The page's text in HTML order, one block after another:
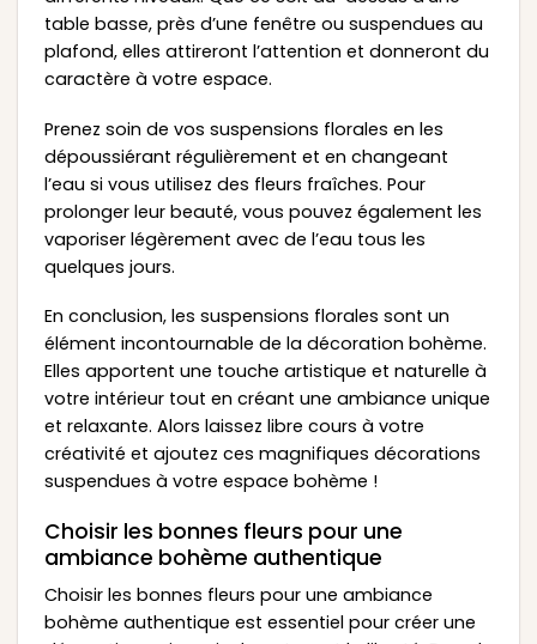
table basse, près d’une fenêtre ou suspendues au
plafond, elles attireront l’attention et donneront du
caractère à votre espace.
Prenez soin de vos suspensions florales en les
dépoussiérant régulièrement et en changeant
l’eau si vous utilisez des fleurs fraîches. Pour
prolonger leur beauté, vous pouvez également les
vaporiser légèrement avec de l’eau tous les
quelques jours.
En conclusion, les suspensions florales sont un
élément incontournable de la décoration bohème.
Elles apportent une touche artistique et naturelle à
votre intérieur tout en créant une ambiance unique
et relaxante. Alors laissez libre cours à votre
créativité et ajoutez ces magnifiques décorations
suspendues à votre espace bohème !
Choisir les bonnes fleurs pour une
ambiance bohème authentique
Choisir les bonnes fleurs pour une ambiance
bohème authentique est essentiel pour créer une